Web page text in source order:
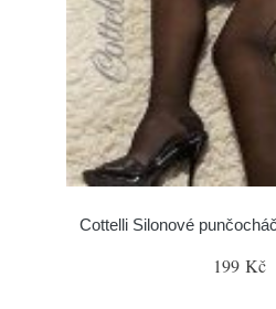
Cottelli Silonové
199 Kč